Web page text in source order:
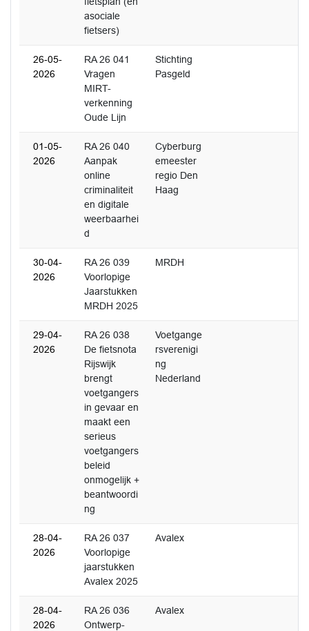
asociale
fietsers)
26-05-
2026
RA 26 041
Vragen
MIRT-
verkenning
Oude Lijn
Stichting
Pasgeld
01-05-
2026
RA 26 040
Aanpak
online
criminaliteit
en digitale
weerbaarhei
d
Cyberburg
emeester
regio Den
Haag
30-04-
2026
RA 26 039
Voorlopige
Jaarstukken
MRDH 2025
MRDH
29-04-
2026
RA 26 038
De fietsnota
Rijswijk
brengt
voetgangers
in gevaar en
maakt een
serieus
voetgangers
beleid
onmogelijk +
beantwoordi
ng
Voetgange
rsverenigi
ng
Nederland
28-04-
2026
RA 26 037
Voorlopige
jaarstukken
Avalex 2025
Avalex
28-04-
2026
RA 26 036
Ontwerp-
Avalex